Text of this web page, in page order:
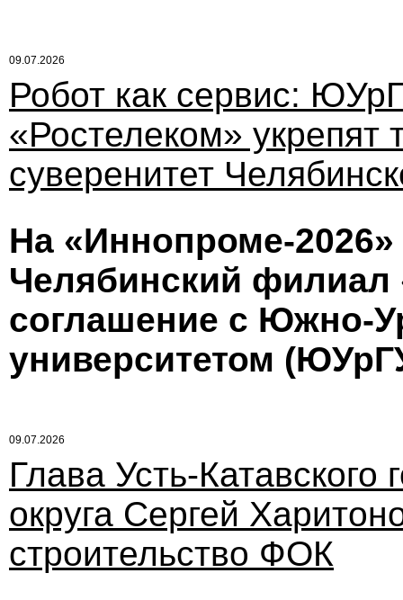
09.07.2026
Робот как сервис:
«Ростелеком» укрепят
суверенитет
На «Иннопроме-2026»
Челябинский филиал
соглашение с Южно-
университетом
09.07.2026
Глава Усть-Катавского
округа Сергей
строительство ФОК